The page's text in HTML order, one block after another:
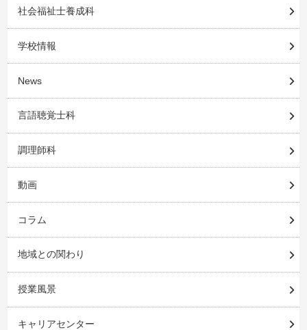
社会福祉士養成科
学校情報
News
言語聴覚士科
調理師科
動画
コラム
地域との関わり
授業風景
キャリアセンター